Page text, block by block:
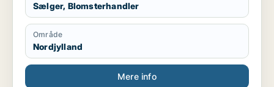
Sælger, Blomsterhandler
Område
Nordjylland
Mere info